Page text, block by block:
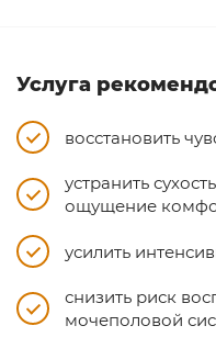
Услуга
восстановить
устранить
ощущение
усилить
снизить риск
мочеполовой